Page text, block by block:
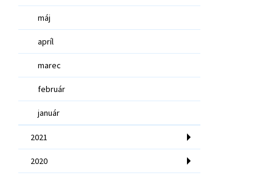
máj
apríl
marec
február
január
2021
2020